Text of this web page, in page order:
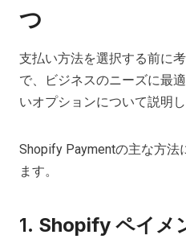
つ
支払い方法を選択する前に
で、ビジネスのニーズに最
いオプションについて説明し
Shopify Paymentの主な方法
ます。
1. Shopify ペイメ